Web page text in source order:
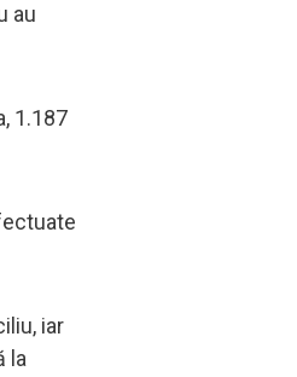
au
1.187
iar
la